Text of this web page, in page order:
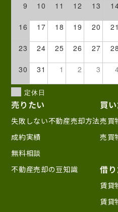
9 10 11 12 13
16 17 18 19 20 21
23 24 25 26 27 28
30 31 1 2 3
定休日
売りたい
失敗しない不動産売却方法
成約実績
無料相談
不動産売却の豆知識
買
売買
売買
借
賃貸
賃貸